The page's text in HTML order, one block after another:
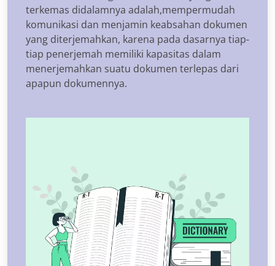
terkemas didalamnya adalah,mempermudah
komunikasi dan menjamin keabsahan dokumen
yang diterjemahkan, karena pada dasarnya tiap-
tiap penerjemah memiliki kapasitas dalam
menerjemahkan suatu dokumen terlepas dari
apapun dokumennya.